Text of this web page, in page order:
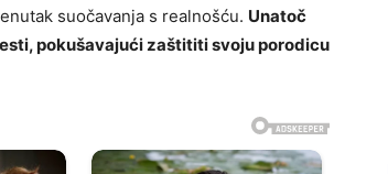
suočavanja s realnošću. Unatoč
pokušavajući zaštititi svoju porodicu